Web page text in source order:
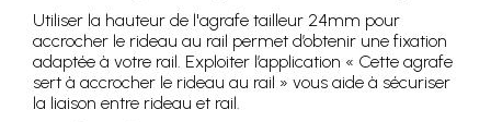
Utiliser la hauteur de l'agrafe tailleur 24mm pour
accrocher le rideau au rail permet d’obtenir une fixation
adaptée à votre rail. Exploiter l’application « Cette agrafe
sert à accrocher le rideau au rail » vous aide à sécuriser
la liaison entre rideau et rail.